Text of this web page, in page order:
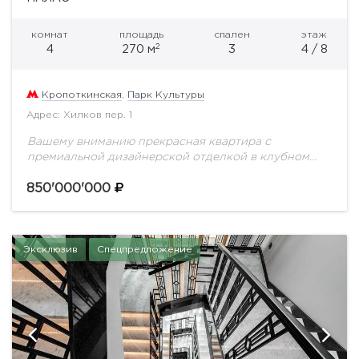
комнат
4
площадь
270 м2
спален
3
этаж
4 / 8
Кропоткинская Парк Культуры
Адрес: Хилков пер. 1
Вашему вниманию прекрасная квартира с
премиальной дизайнерской отделкой в клубном
850'000'000
Эксклюзив Спецпредложение